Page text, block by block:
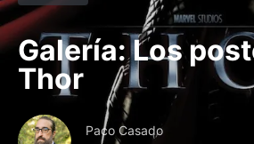
Galería: Los
Thor
Paco Casado